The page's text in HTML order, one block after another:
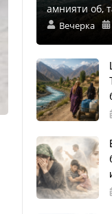
амнияти об,
Вечерка